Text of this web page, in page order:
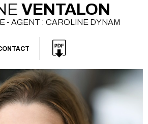
VENTALON
- AGENT : CAROLINE DYNAM